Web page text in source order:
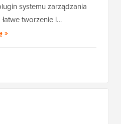
systemu zarządzania
tworzenie i…
LifterLMS
»